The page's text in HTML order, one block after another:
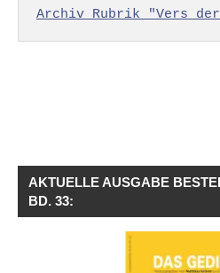
Archiv Rubrik "Vers der
AKTUELLE AUSGABE
BD. 33: